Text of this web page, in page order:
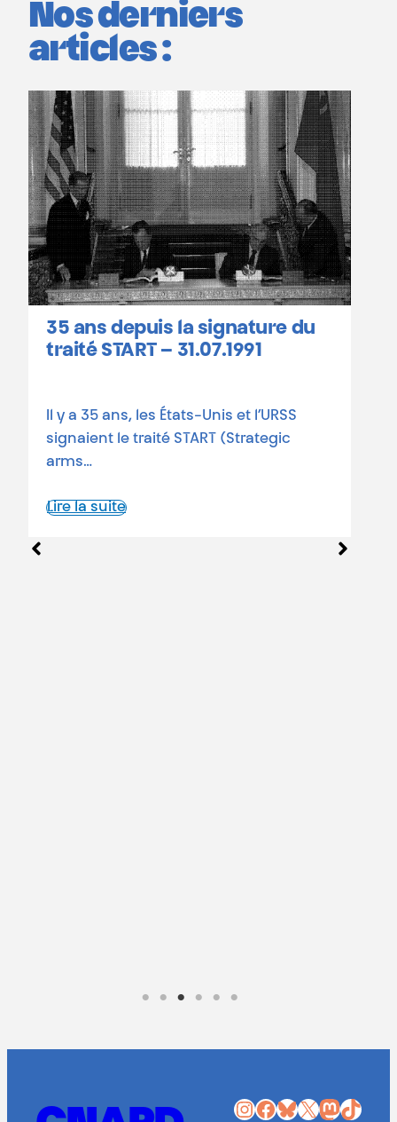
Nos derniers
articles :
35 ans depuis la signature du
traité START – 31.07.1991
Il y a 35 ans, les États-Unis et l’URSS
signaient le traité START (Strategic
arms…
Lire la suite
InstagramFacebook Bluesky X Mastodon TikTok